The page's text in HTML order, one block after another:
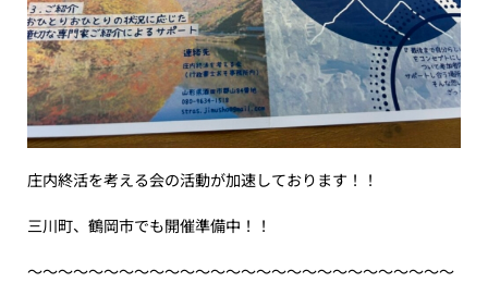
庄内終活を考える会の活動が加速しております！！
三川町、鶴岡市でも開催準備中！！
〜〜〜〜〜〜〜〜〜〜〜〜〜〜〜〜〜〜〜〜〜〜〜〜〜〜〜〜